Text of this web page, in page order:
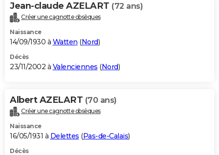
Jean-claude AZELART (72 ans)
Créer une cagnotte obsèques
Naissance
14/09/1930 à Watten (Nord)
Décès
23/11/2002 à Valenciennes (Nord)
Albert AZELART (70 ans)
Créer une cagnotte obsèques
Naissance
16/05/1931 à Delettes (Pas-de-Calais)
Décès